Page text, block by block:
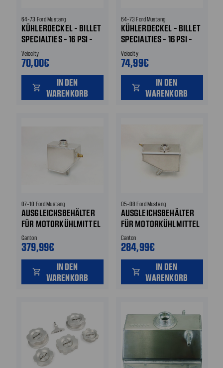
64-73 Ford Mustang
KÜHLERDECKEL - BILLET
SPECIALTIES - 16 PSI -
CHROM - POLIERT - MIT
RINGEN
Velocity
70,00€
shopping_cart
IN DEN
WARENKORB
64-73 Ford Mustang
KÜHLERDECKEL - BILLET
SPECIALTIES - 16 PSI -
CHROM - POLIERT - V8-
LOGO
Velocity
74,99€
shopping_cart
IN DEN
WARENKORB
07-10 Ford Mustang
AUSGLEICHSBEHÄLTER
FÜR MOTORKÜHLMITTEL
Canton
379,99€
shopping_cart
IN DEN
WARENKORB
05-08 Ford Mustang
AUSGLEICHSBEHÄLTER
FÜR MOTORKÜHLMITTEL
Canton
284,99€
shopping_cart
IN DEN
WARENKORB